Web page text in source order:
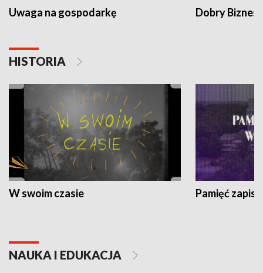
Uwaga na gospodarkę Dobry Biznes
HISTORIA
W swoim czasie Pamięć
NAUKA I EDUKACJA